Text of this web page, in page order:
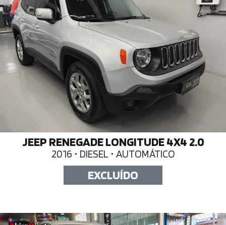
JEEP RENEGADE LONGITUDE 4X4 2.0
2016 • DIESEL • AUTOMÁTICO
EXCLUÍDO